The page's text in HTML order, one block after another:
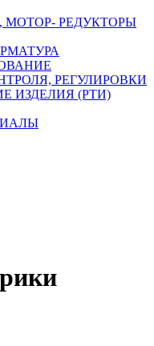
МОТОР- РЕДУКТОРЫ
РЕГУЛИРОВКИ
ИЗДЕЛИЯ (РТИ)